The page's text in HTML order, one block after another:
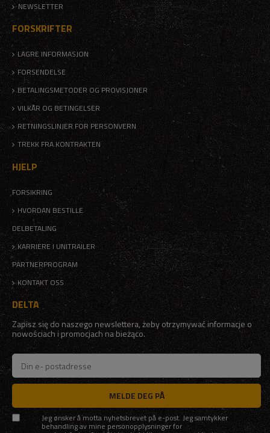
NEWSLETTER
FORSKRIFTER
LAGRE INFORMASJON
FORSENDELSE
BETALINGSMETODER OG PROVISJONER
VILKÅR OG BETINGELSER
RETNINGSLINJER FOR PERSONVERN
TREKK FRA KONTRAKTEN
HJELP
FORSIKRING
HVORDAN BESTILLE
DELBETALING
KARRIERE I UNITRAILER
PARTNERPROGRAM
KONTAKT OSS
DELTA
Zapisz się do naszego newslettera, żeby otrzymywać informacje o
nowościach i promocjach na bieżąco.
MELDE DEG PÅ
Jeg ønsker å motta nyhetsbrevet på e-post. Jeg samtykker
behandling av mine personopplysninger for